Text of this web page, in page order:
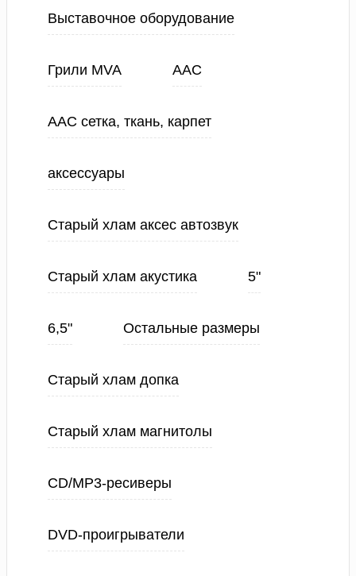
Выставочное оборудование
Грили MVA ААС
ААС сетка, ткань, карпет
аксессуары
Старый хлам аксес автозвук
Старый хлам акустика 5"
6,5" Остальные размеры
Старый хлам допка
Старый хлам магнитолы
CD/MP3-ресиверы
DVD-проигрыватели